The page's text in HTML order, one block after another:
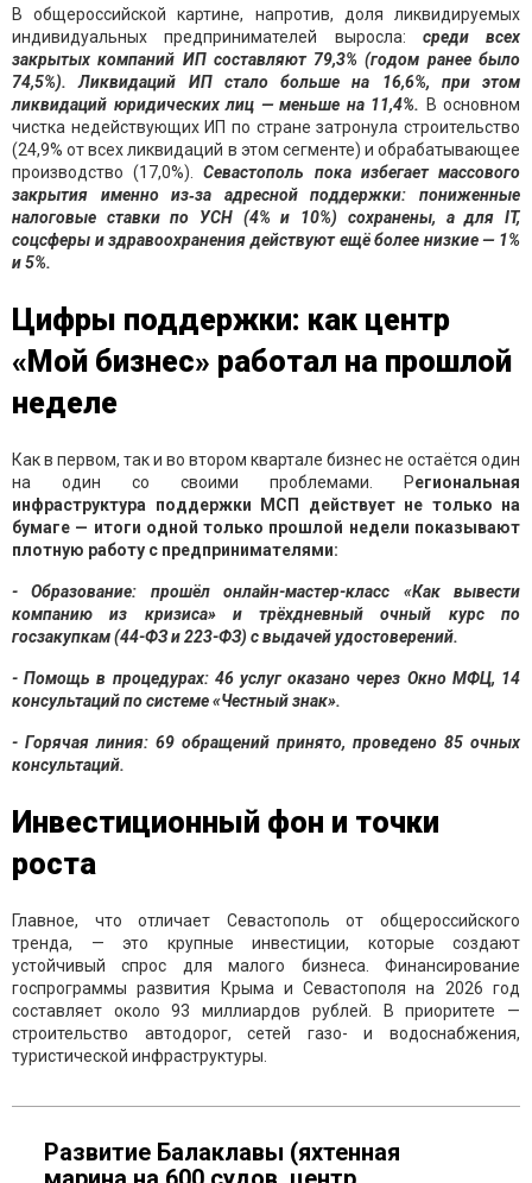
В общероссийской картине, напротив, доля ликвидируемых
индивидуальных предпринимателей выросла: среди всех
закрытых компаний ИП составляют 79,3% (годом ранее было
74,5%). Ликвидаций ИП стало больше на 16,6%, при этом
ликвидаций юридических лиц — меньше на 11,4%. В основном
чистка недействующих ИП по стране затронула строительство
(24,9% от всех ликвидаций в этом сегменте) и обрабатывающее
производство (17,0%).Севастополь пока избегает массового
закрытия именно из‑за адресной поддержки: пониженные
налоговые ставки по УСН (4% и 10%) сохранены, а для IT,
соцсферы и здравоохранения действуют ещё более низкие — 1%
и 5%.
Цифры поддержки: как центр
«Мой бизнес» работал на прошлой
неделе
Как в первом, так и во втором квартале бизнес не остаётся один
на один со своими проблемами. Региональная
инфраструктура поддержки МСП действует не только на
бумаге — итоги одной только прошлой недели показывают
плотную работу с предпринимателями:
- Образование: прошёл онлайн-мастер-класс «Как вывести
компанию из кризиса» и трёхдневный очный курс по
госзакупкам (44-ФЗ и 223-ФЗ) с выдачей удостоверений.
- Помощь в процедурах: 46 услуг оказано через Окно МФЦ, 14
консультаций по системе «Честный знак».
- Горячая линия: 69 обращений принято, проведено 85 очных
консультаций.
Инвестиционный фон и точки
роста
Главное, что отличает Севастополь от общероссийского
тренда, — это крупные инвестиции, которые создают
устойчивый спрос для малого бизнеса. Финансирование
госпрограммы развития Крыма и Севастополя на 2026 год
составляет около 93 миллиардов рублей. В приоритете —
строительство автодорог, сетей газо- и водоснабжения,
туристической инфраструктуры.
Развитие Балаклавы (яхтенная